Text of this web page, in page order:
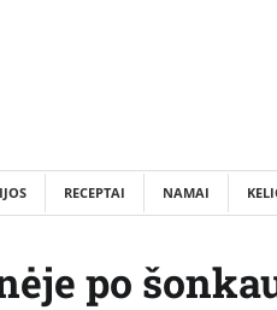
RECEPTAI NAMAI
po